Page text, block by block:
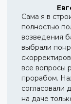
Сама я в
полностью
возведения
выбрали
все вопросы
прорабом.
согласовали
на даче